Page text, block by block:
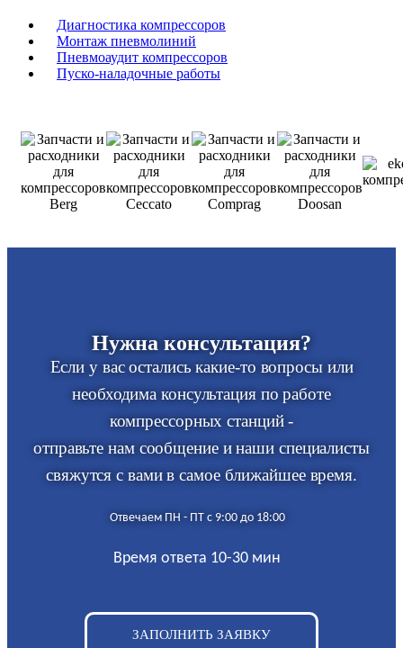
Диагностика компрессоров
Монтаж пневмолиний
Пневмоаудит компрессоров
Пуско-наладочные работы
Нужна консультация?
Если у вас остались какие-то вопросы или
необходима консультация по работе
компрессорных станций -
отправьте нам сообщение и наши специалисты
свяжутся с вами в самое ближайшее время.
Отвечаем ПН - ПТ с 9:00 до 18:00
Время ответа 10-30 мин
ЗАПОЛНИТЬ ЗАЯВКУ